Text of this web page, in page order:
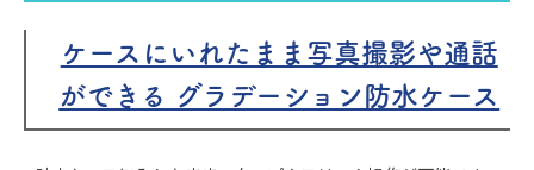
ケースにいれたまま写真撮影や通話
ができる グラデーション防水ケース